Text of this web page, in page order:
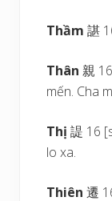
Thầm諶
Thân親
mến. Cha
Thị諟 16
lo xa.
Thiên遷